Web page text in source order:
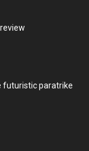
futuristic paratrike